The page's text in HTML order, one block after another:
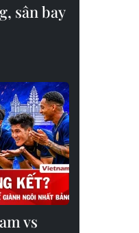
sân bay
vs